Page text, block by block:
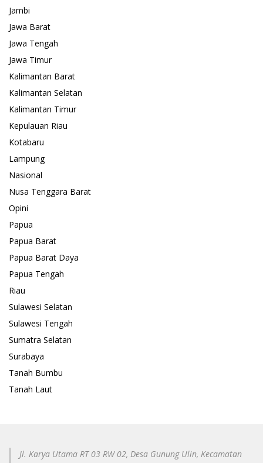
Jambi
Jawa Barat
Jawa Tengah
Jawa Timur
Kalimantan Barat
Kalimantan Selatan
Kalimantan Timur
Kepulauan Riau
Kotabaru
Lampung
Nasional
Nusa Tenggara Barat
Opini
Papua
Papua Barat
Papua Barat Daya
Papua Tengah
Riau
Sulawesi Selatan
Sulawesi Tengah
Sumatra Selatan
Surabaya
Tanah Bumbu
Tanah Laut
Jl. Karya Utama RT 03 RW 02, Desa Gunung Ulin, Kecamatan